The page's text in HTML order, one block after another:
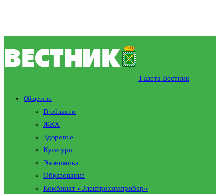
Газета Вестник
Общество
В области
ЖКХ
Здоровье
Культура
Экономика
Образование
Комбинат «Электрохимприбор»